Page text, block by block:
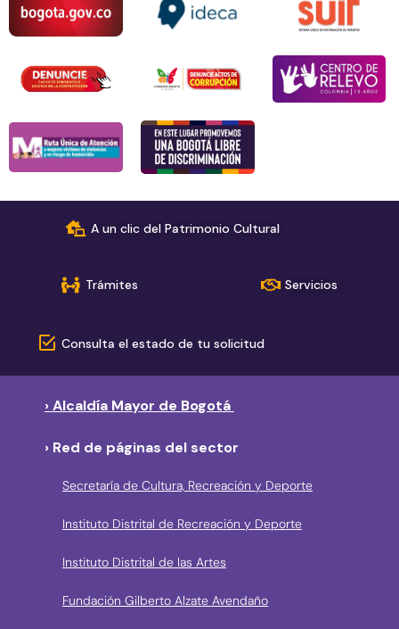
A un clic del Patrimonio Cultural
Trámites Servicios
Consulta el estado de tu solicitud
› Alcaldía Mayor de Bogotá
› Red de páginas del sector
Secretaría de Cultura, Recreación y Deporte
Instituto Distrital de Recreación y Deporte
Instituto Distrital de las Artes
Fundación Gilberto Alzate Avendaño